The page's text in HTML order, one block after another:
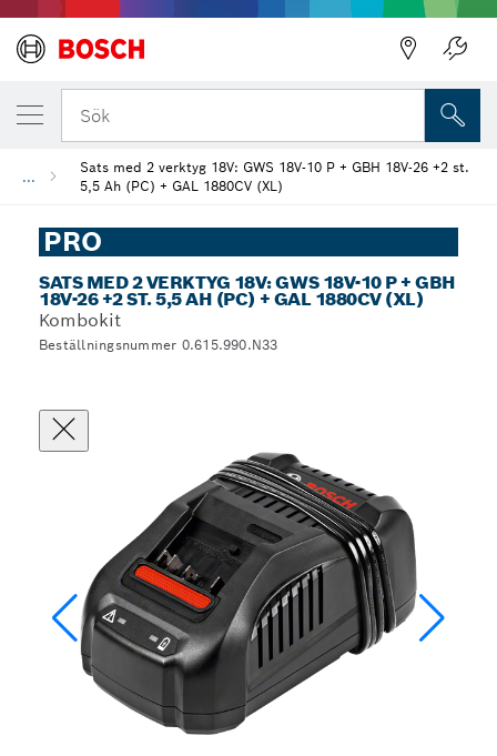
Sök
...
Sats med 2 verktyg 18V: GWS 18V-10 P + GBH 18V-26 +2 st.
5,5 Ah (PC) + GAL 1880CV (XL)
PRO
SATS MED 2 VERKTYG 18V: GWS 18V-10 P + GBH
18V-26 +2 ST. 5,5 AH (PC) + GAL 1880CV (XL)
Kombokit
Beställningsnummer 0.615.990.N33